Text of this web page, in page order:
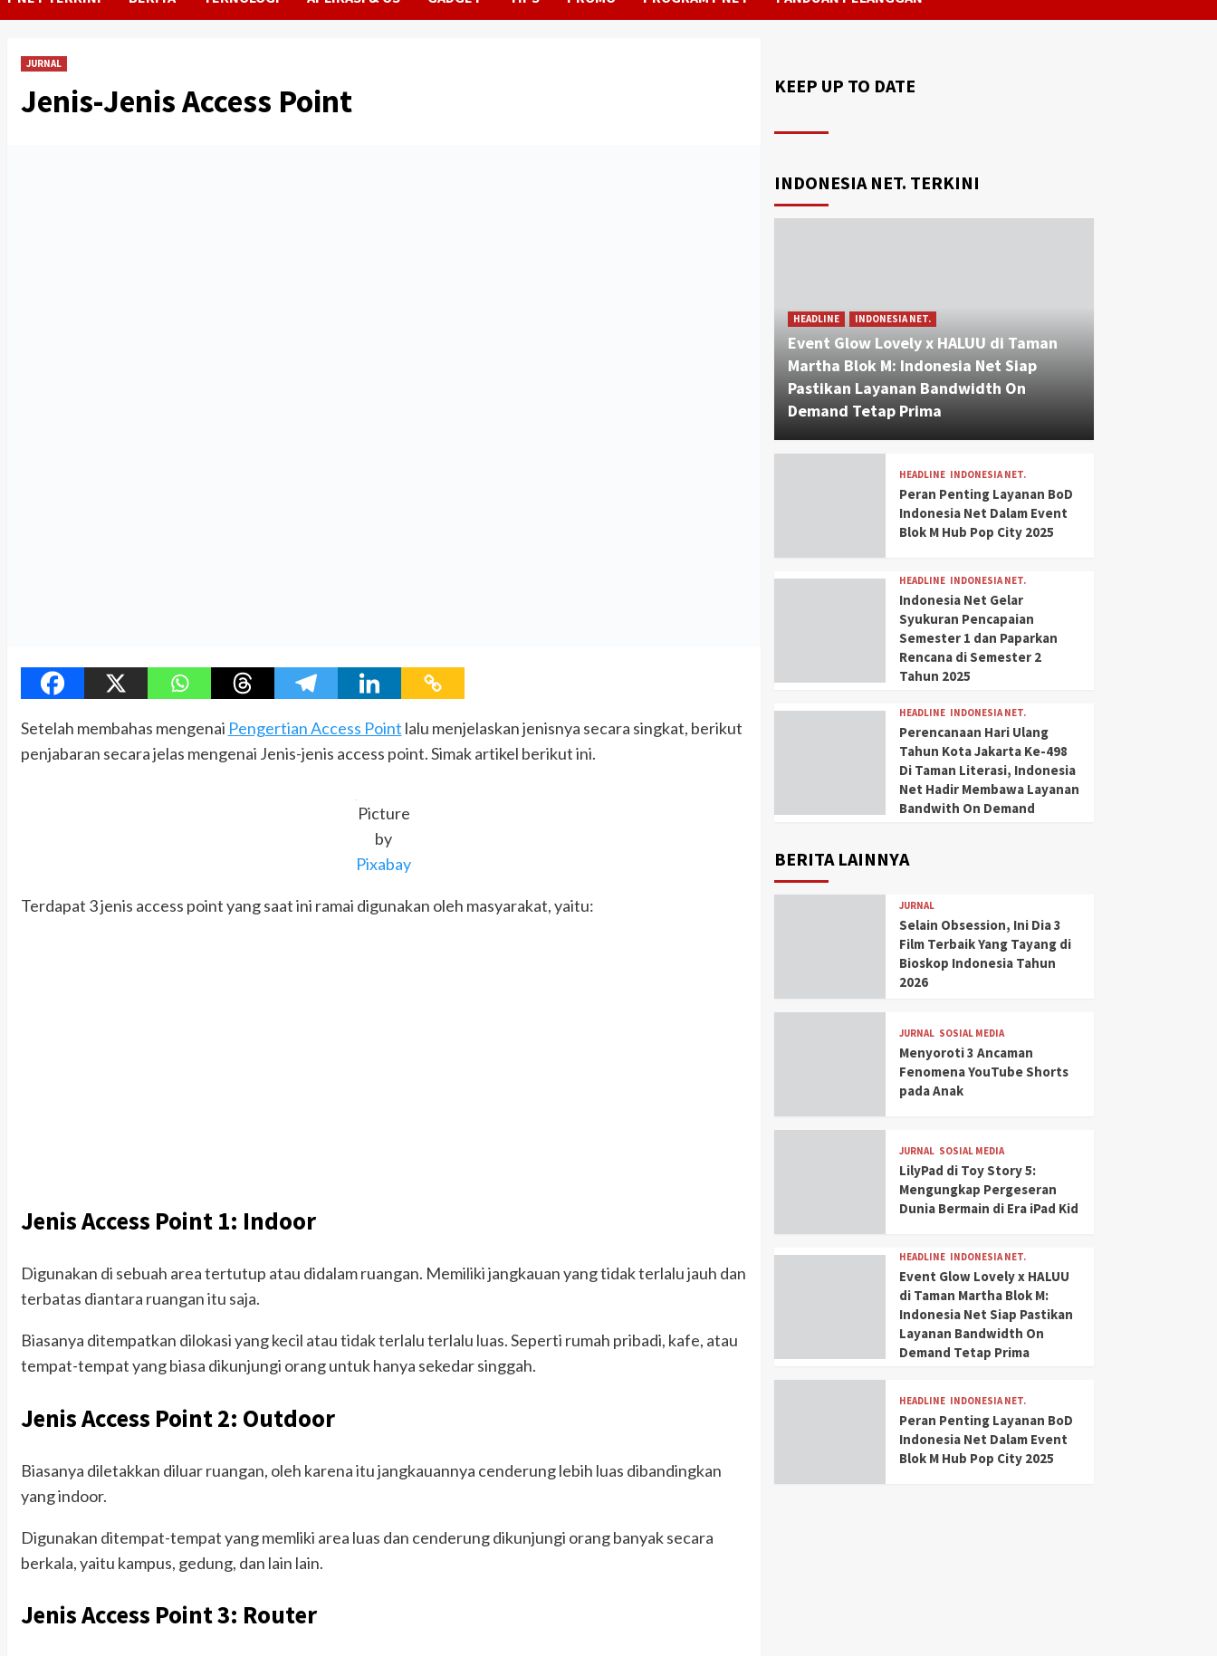
JURNAL
Jenis-Jenis Access Point
Setelah membahas mengenai Pengertian Access Point lalu menjelaskan jenisnya secara singkat, berikut
penjabaran secara jelas mengenai Jenis-jenis access point. Simak artikel berikut ini.
Picture
by
Pixabay
Terdapat 3 jenis access point yang saat ini ramai digunakan oleh masyarakat, yaitu:
Jenis Access Point 1: Indoor
Digunakan di sebuah area tertutup atau didalam ruangan. Memiliki jangkauan yang tidak terlalu jauh dan
terbatas diantara ruangan itu saja.
Biasanya ditempatkan dilokasi yang kecil atau tidak terlalu terlalu luas. Seperti rumah pribadi, kafe, atau
tempat-tempat yang biasa dikunjungi orang untuk hanya sekedar singgah.
Jenis Access Point 2: Outdoor
Biasanya diletakkan diluar ruangan, oleh karena itu jangkauannya cenderung lebih luas dibandingkan
yang indoor.
Digunakan ditempat-tempat yang memliki area luas dan cenderung dikunjungi orang banyak secara
berkala, yaitu kampus, gedung, dan lain lain.
Jenis Access Point 3: Router
KEEP UP TO DATE
INDONESIA NET. TERKINI
HEADLINE INDONESIA NET.
Event Glow Lovely x HALUU di Taman
Martha Blok M: Indonesia Net Siap
Pastikan Layanan Bandwidth On
Demand Tetap Prima
HEADLINE INDONESIA NET.
Peran Penting Layanan BoD
Indonesia Net Dalam Event
Blok M Hub Pop City 2025
HEADLINE INDONESIA NET.
Indonesia Net Gelar
Syukuran Pencapaian
Semester 1 dan Paparkan
Rencana di Semester 2
Tahun 2025
HEADLINE INDONESIA NET.
Perencanaan Hari Ulang
Tahun Kota Jakarta Ke-498
Di Taman Literasi, Indonesia
Net Hadir Membawa Layanan
Bandwith On Demand
BERITA LAINNYA
JURNAL
Selain Obsession, Ini Dia 3
Film Terbaik Yang Tayang di
Bioskop Indonesia Tahun
2026
JURNAL SOSIAL MEDIA
Menyoroti 3 Ancaman
Fenomena YouTube Shorts
pada Anak
JURNAL SOSIAL MEDIA
LilyPad di Toy Story 5:
Mengungkap Pergeseran
Dunia Bermain di Era iPad Kid
HEADLINE INDONESIA NET.
Event Glow Lovely x HALUU
di Taman Martha Blok M:
Indonesia Net Siap Pastikan
Layanan Bandwidth On
Demand Tetap Prima
HEADLINE INDONESIA NET.
Peran Penting Layanan BoD
Indonesia Net Dalam Event
Blok M Hub Pop City 2025